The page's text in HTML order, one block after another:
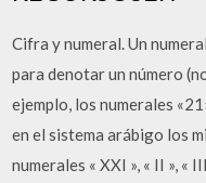
Cifra y numeral. Un
para denotar un número
ejemplo, los numerales
en el sistema arábigo los
numerales « XXI », « II », «